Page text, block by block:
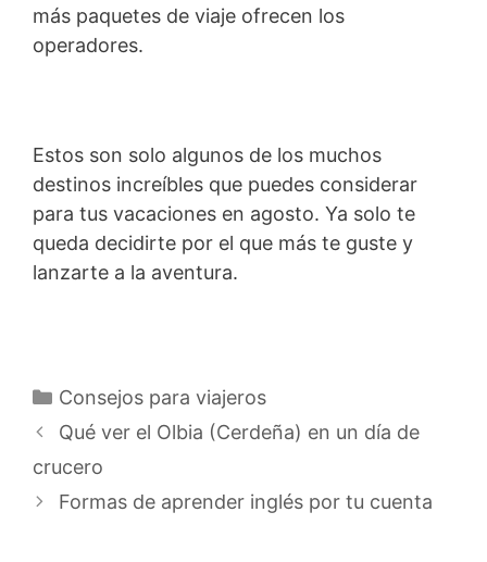
más paquetes de viaje ofrecen los
operadores.
Estos son solo algunos de los muchos
destinos increíbles que puedes considerar
para tus vacaciones en agosto. Ya solo te
queda decidirte por el que más te guste y
lanzarte a la aventura.
Categorías
Consejos para viajeros
Qué ver el Olbia (Cerdeña) en un día de
crucero
Formas de aprender inglés por tu cuenta